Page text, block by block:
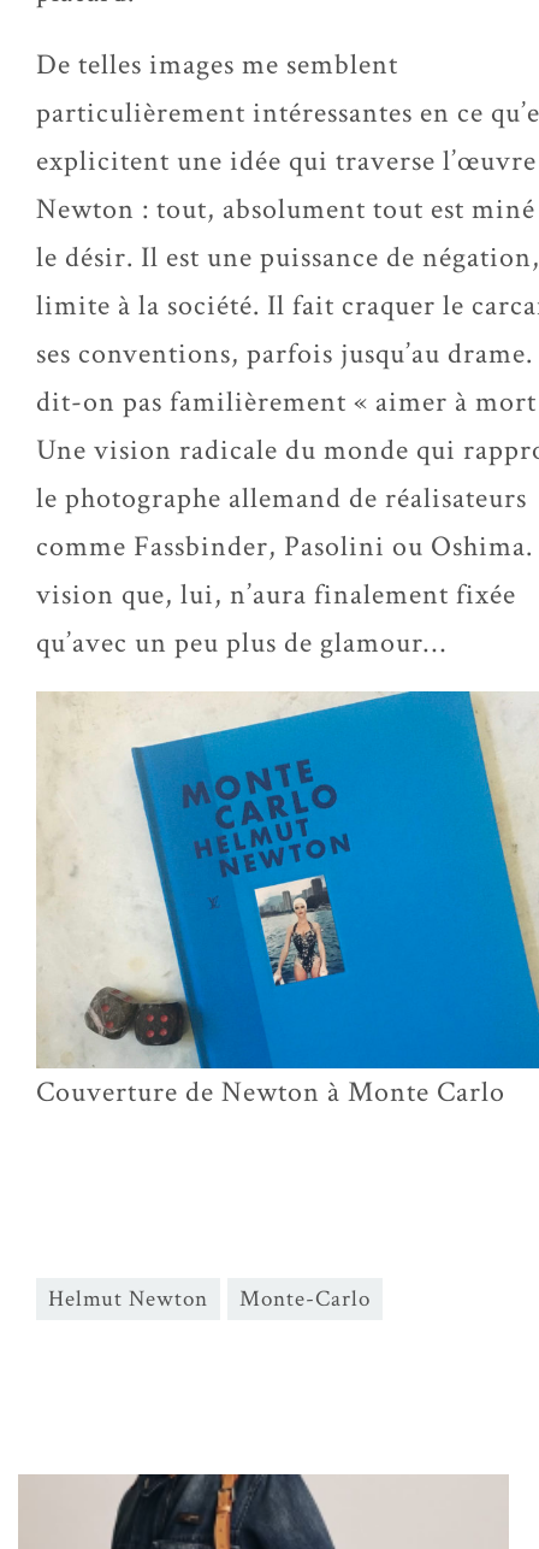
De telles images me semblent
particulièrement intéressantes en ce
explicitent une idée qui traverse
Newton : tout, absolument tout est
le désir. Il est une puissance de
limite à la société. Il fait craquer le
ses conventions, parfois jusqu’au
dit-on pas familièrement « aimer à mort
Une vision radicale du monde qui
le photographe allemand de réalisateurs
comme Fassbinder, Pasolini ou
vision que, lui, n’aura finalement fixée
qu’avec un peu plus de glamour…
Couverture de Newton à Monte Carlo
Helmut Newton Monte-Carlo